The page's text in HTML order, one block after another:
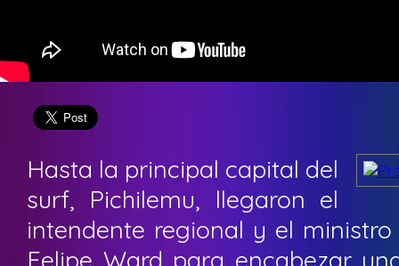
Hasta la principal capital del
surf, Pichilemu, llegaron el
intendente regional y el
Felipe Ward para encabezar